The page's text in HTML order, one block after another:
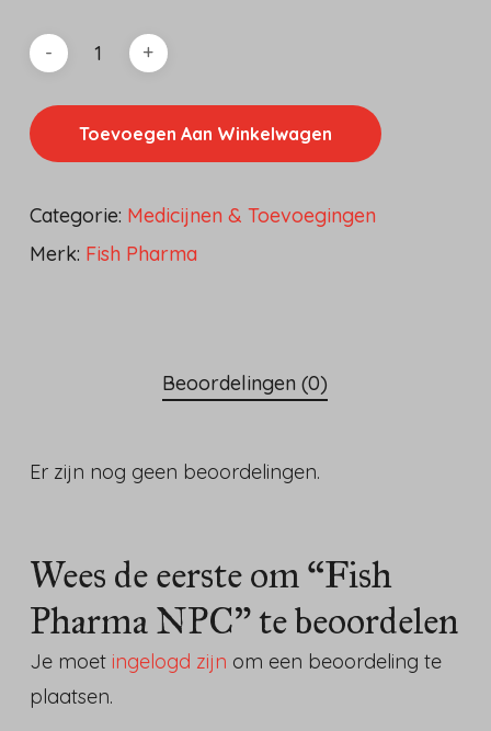
Toevoegen Aan Winkelwagen
Categorie: Medicijnen & Toevoegingen
Merk: Fish Pharma
Beoordelingen (0)
Er zijn nog geen beoordelingen.
Wees de eerste om “Fish
Pharma NPC” te beoordelen
Je moet ingelogd zijn om een beoordeling te
plaatsen.